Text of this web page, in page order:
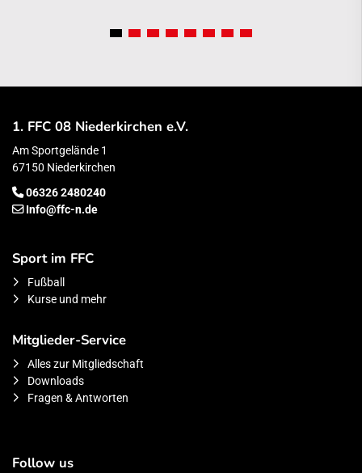
1. FFC 08 Niederkirchen e.V.
Am Sportgelände 1
67150 Niederkirchen
06326 2480240
Info@ffc-n.de
Sport im FFC
Fußball
Kurse und mehr
Mitglieder-Service
Alles zur Mitgliedschaft
Downloads
Fragen & Antworten
Follow us